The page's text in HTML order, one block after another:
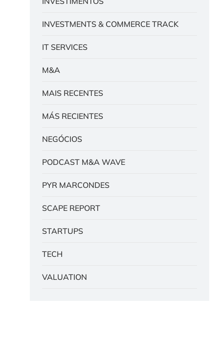
INVESTMENTS & COMMERCE TRACK
IT SERVICES
M&A
MAIS RECENTES
MÁS RECIENTES
NEGÓCIOS
PODCAST M&A WAVE
PYR MARCONDES
SCAPE REPORT
STARTUPS
TECH
VALUATION